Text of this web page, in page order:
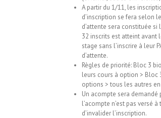
A partir du 1/11, les
d’inscription se fera selon
d’attente sera constituée
32 inscrits est atteint avant
stage sans l’inscrire à leur
d’attente.
Règles de priorité: Bloc 3
leurs cours à option >
options > tous les autres
Un acompte sera
l’acompte n’est pas versé
d’invalider l’inscription.